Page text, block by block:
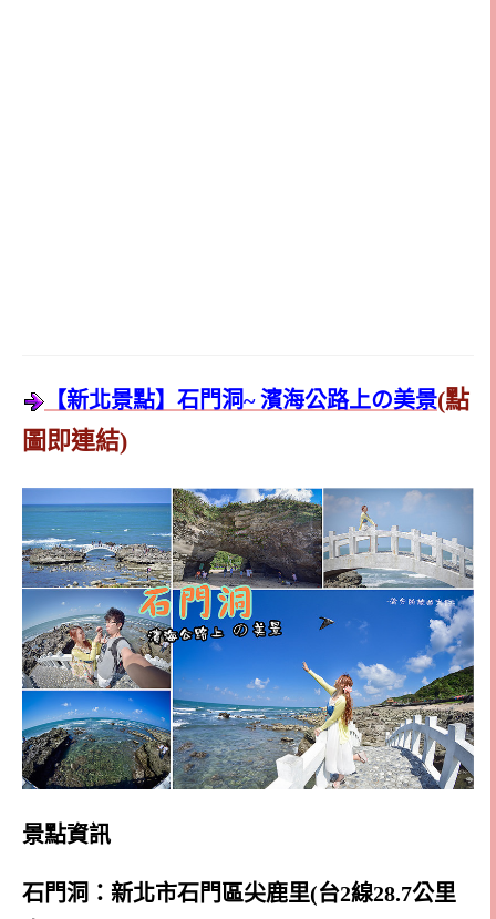
【新北景點】石門洞~ 濱海公路上の美景(點
圖即連結)
景點資訊
石門洞：新北市石門區尖鹿里(台2線28.7公里